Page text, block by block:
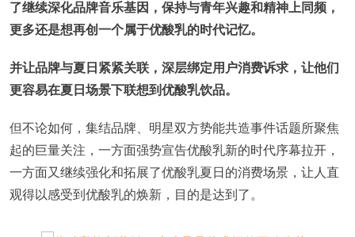
了继续深化品牌音乐基因，保持与青年兴趣和精神上同频，
更多还是想再创一个属于优酸乳的时代记忆。
并让品牌与夏日紧紧关联，深层绑定用户消费诉求，让他们
更容易在夏日场景下联想到优酸乳饮品。
但不论如何，集结品牌、明星双方势能共造事件话题所聚焦
起的巨量关注，一方面强势宣告优酸乳新的时代序幕拉开，
一方面又继续强化和拓展了优酸乳夏日的消费场景，让人直
观得以感受到优酸乳的焕新，目的是达到了。